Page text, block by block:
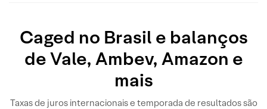
Caged no Brasil e balanços
de Vale, Ambev, Amazon e
mais
Taxas de juros internacionais e temporada de resultados são